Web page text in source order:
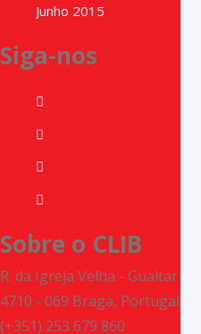
Junho 2015
Siga-nos
Sobre o CLIB
R. da Igreja Velha - Gualtar
4710 - 069 Braga, Portugal
(+351) 253 679 860